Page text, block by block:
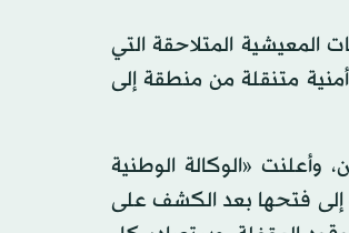
المعيشية المتلاحقة التي
أمنية متنقلة من منطقة إلى
«الوكالة الوطنية
فتحها بعد الكشف على